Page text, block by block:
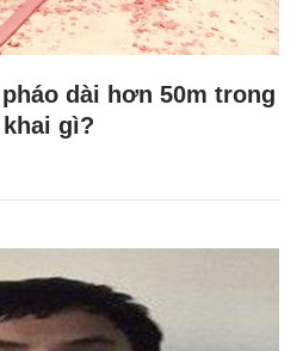
dài hơn 50m trong
gì?